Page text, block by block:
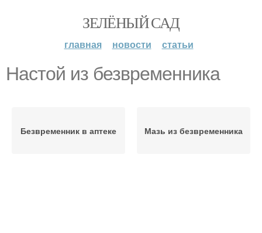
ЗЕЛЁНЫЙ САД
главная новости статьи
Настой из безвременника
Безвременник в аптеке Мазь из безвременника